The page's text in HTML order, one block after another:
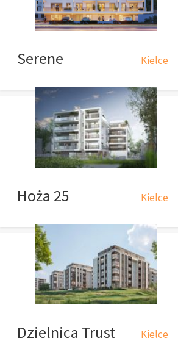
Serene Kielce
Hoża 25 Kielce
Dzielnica Trust Kielce